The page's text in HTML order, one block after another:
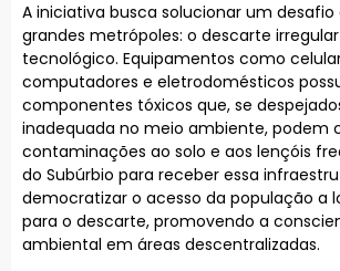
A iniciativa busca solucionar um
grandes metrópoles: o descarte
tecnológico. Equipamentos como
computadores e eletrodomésticos
componentes tóxicos que, se
inadequada no meio ambiente, podem
contaminações ao solo e aos lençóis
do Subúrbio para receber essa
democratizar o acesso da população a
para o descarte, promovendo a
ambiental em áreas descentralizadas.